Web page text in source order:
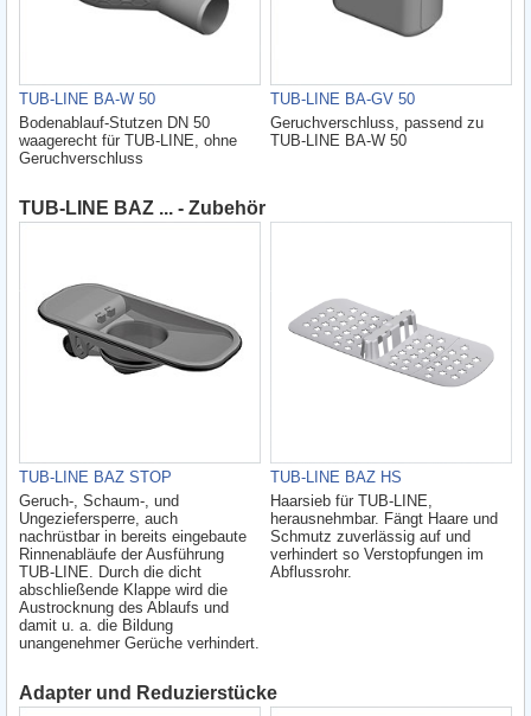
TUB-LINE BA-W 50
Bodenablauf-Stutzen DN 50
waagerecht für TUB-LINE, ohne
Geruchverschluss
TUB-LINE BA-GV 50
Geruchverschluss, passend zu
TUB-LINE BA-W 50
TUB-LINE BAZ ... - Zubehör
TUB-LINE BAZ STOP
Geruch-, Schaum-, und
Ungeziefersperre, auch
nachrüstbar in bereits eingebaute
Rinnenabläufe der Ausführung
TUB-LINE. Durch die dicht
abschließende Klappe wird die
Austrocknung des Ablaufs und
damit u. a. die Bildung
unangenehmer Gerüche verhindert.
TUB-LINE BAZ HS
Haarsieb für TUB-LINE,
herausnehmbar. Fängt Haare und
Schmutz zuverlässig auf und
verhindert so Verstopfungen im
Abflussrohr.
Adapter und Reduzierstücke